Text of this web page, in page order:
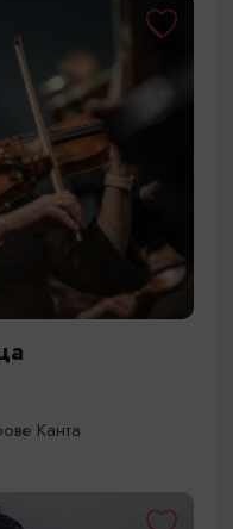
Канта